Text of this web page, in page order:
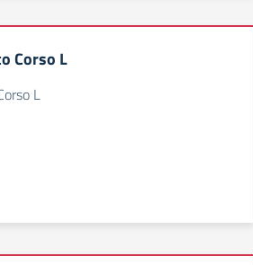
Corso L
L